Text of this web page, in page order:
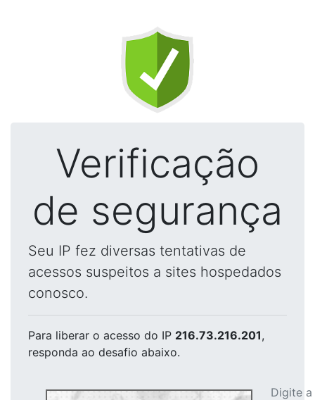
Verificação
de segurança
Seu IP fez diversas tentativas de
acessos suspeitos a sites hospedados
conosco.
Para liberar o acesso do IP 216.73.216.201,
responda ao desafio abaixo.
Digite